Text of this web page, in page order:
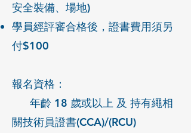
安全裝備、場地)
學員經評審合格後，證書費用須另
付$100
報名資格：
年齡 18 歲或以上 及 持有繩相
關技術員證書(CCA)/(RCU)